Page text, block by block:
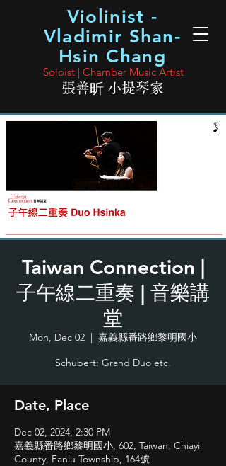
Soloist | Chamber Music Artist
張善昕 小提琴家
Violinist -
Vladimir Shan-
Hsin Chang
Taiwan Connection |
子午線二重奏 | 音樂講
堂
Mon, Dec 02
  |
嘉義縣番路鄉黎明國小
Schubert: Grand Duo etc.
Date, Place
Dec 02, 2024, 2:30 PM
嘉義縣番路鄉黎明國小, 602, Taiwan, Chiayi
County, Fanlu Township, 164號